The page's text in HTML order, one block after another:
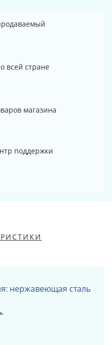
всей стране
магазина
поддержки
нержавеющая сталь